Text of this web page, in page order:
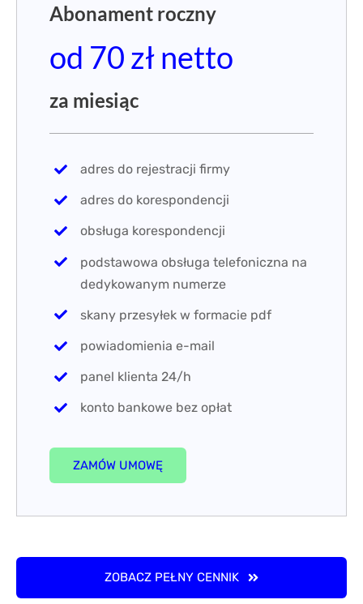
Abonament roczny
od 70 zł netto
za miesiąc
adres do rejestracji firmy
adres do korespondencji
obsługa korespondencji
podstawowa obsługa telefoniczna na
dedykowanym numerze
skany przesyłek w formacie pdf
powiadomienia e-mail
panel klienta 24/h
konto bankowe bez opłat
ZAMÓW UMOWĘ
ZOBACZ PEŁNY CENNIK